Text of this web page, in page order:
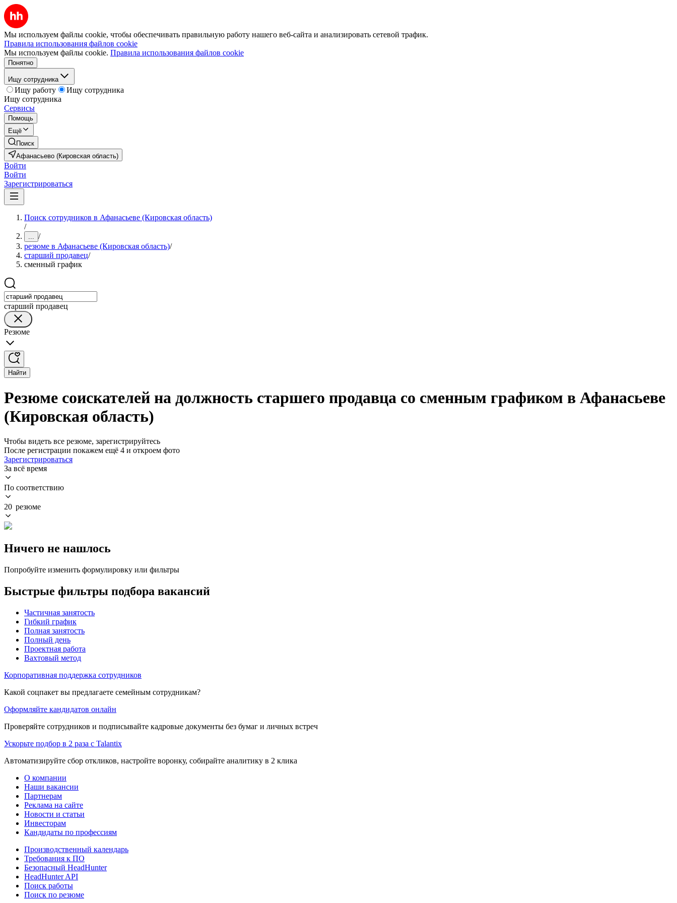
Мы используем файлы cookie, чтобы обеспечивать правильную работу нашего веб-сайта и анализировать сетевой трафик.
Правила использования файлов cookie
Мы используем файлы cookie. Правила использования файлов cookie
Понятно
Ищу сотрудника
Ищу работу
Ищу сотрудника
Ищу сотрудника
Сервисы
Помощь
Ещё
Поиск
Афанасьево (Кировская область)
Войти
Войти
Зарегистрироваться
Поиск сотрудников в Афанасьеве (Кировская область)
/
... /
резюме в Афанасьеве (Кировская область)/
старший продавец/
сменный график
старший продавец
Резюме
Найти
Резюме соискателей на должность старшего продавца со сменным графиком в Афанасьеве
(Кировская область)
Чтобы видеть все резюме, зарегистрируйтесь
После регистрации покажем ещё 4 и откроем фото
Зарегистрироваться
За всё время
По соответствию
20 резюме
Ничего не нашлось
Попробуйте изменить формулировку или фильтры
Быстрые фильтры подбора вакансий
Частичная занятость
Гибкий график
Полная занятость
Полный день
Проектная работа
Вахтовый метод
Корпоративная поддержка сотрудников
Какой соцпакет вы предлагаете семейным сотрудникам?
Оформляйте кандидатов онлайн
Проверяйте сотрудников и подписывайте кадровые документы без бумаг и личных встреч
Ускорьте подбор в 2 раза с Talantix
Автоматизируйте сбор откликов, настройте воронку, собирайте аналитику в 2 клика
О компании
Наши вакансии
Партнерам
Реклама на сайте
Новости и статьи
Инвесторам
Кандидаты по профессиям
Производственный календарь
Требования к ПО
Безопасный HeadHunter
HeadHunter API
Поиск работы
Поиск по резюме